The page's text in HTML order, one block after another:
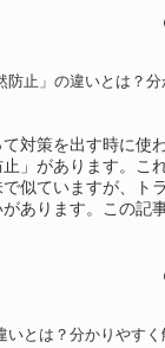
防止」の違いとは？
対策を出す時に使
」があります。こ
似ていますが、ト
あります。この記
いとは？分かりやすく